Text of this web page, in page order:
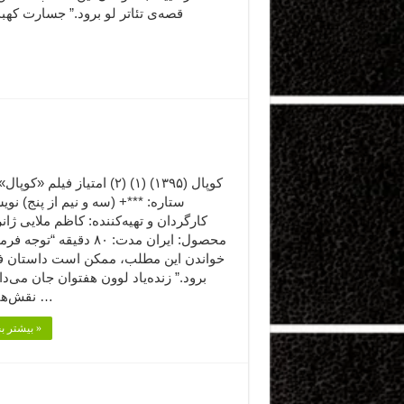
قصه‌ی تئاتر لو برود.” جسارت
کوپال (۱۳۹۵) (۱) (۲) امتیاز فیلم
ستاره: ***+ (سه و نیم از پنج)
کارگردان و تهیه‌کننده: کاظم ملایی
محصول: ایران مدت: ۸۰ دقیقه
خواندن این مطلب، ممکن است داستان
برود.” زنده‌یاد لوون هفتوان جان
نقش‌هایی که …
بیشتر بخوانید »